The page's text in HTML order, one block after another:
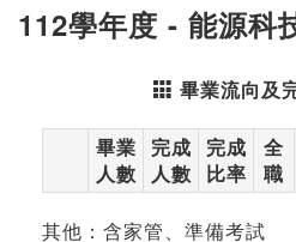
112學年度 - 能源科
畢業流向及
畢業
人數
完成
人數
完成
比率
全
職
其他：含家管、準備考試